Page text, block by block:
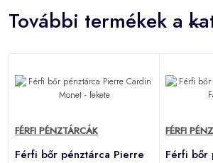
További termékek a
FÉRFI PÉNZTÁRCÁK
Férfi bőr pénztárca Pierre
FÉRFI
Férfi bőr